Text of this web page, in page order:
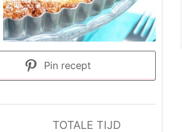
Pin recept
TOTALE TIJD